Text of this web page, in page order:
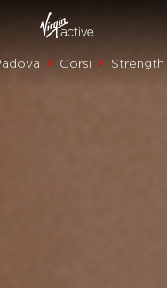
Corsi Strength